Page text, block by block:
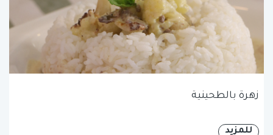
زهرة بالطحينية
للمزيد